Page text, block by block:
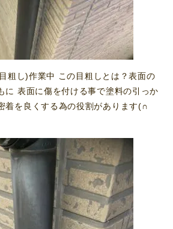
粗し)作業中 この目粗しとは？表面の
に 表面に傷を付ける事で塗料の引っか
着を良くする為の役割があります(∩